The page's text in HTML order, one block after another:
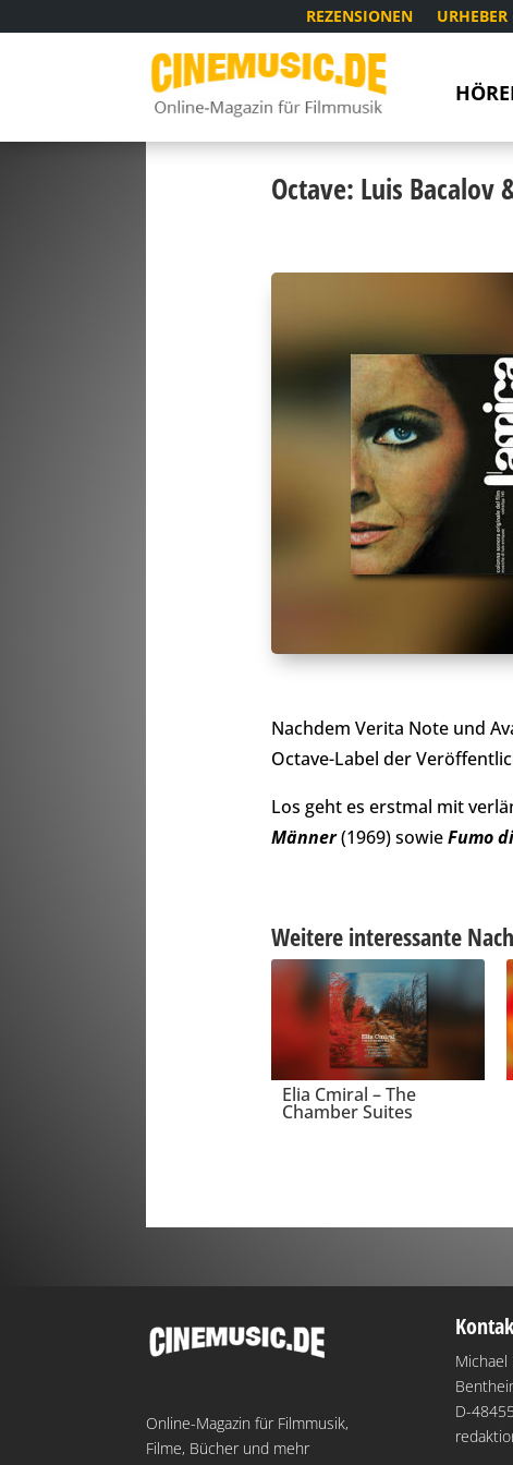
REZENSIONEN URHEBER
Octave: Luis Bacalov
Nachdem Verita Note und
Octave-Label der
Los geht es erstmal mit
Männer(1969) sowieFumo
Weitere interessante
Elia Cmiral – The
Chamber Suites
Online-Magazin für Filmmusik,
Filme, Bücher und mehr
Michael
D-